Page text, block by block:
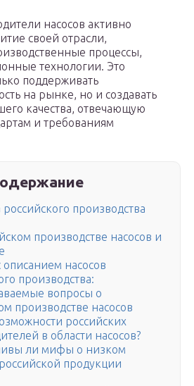
насосов активно
своей отрасли,
процессы,
технологии. Это
поддерживать
на рынке, но и создавать
качества, отвечающую
и требованиям
производства
производстве насосов и
описанием насосов
производства:
вопросы о
производстве насосов
российских
в области насосов?
ли мифы о низком
продукции